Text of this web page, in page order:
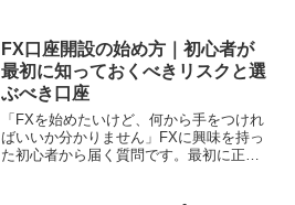
す。しかし、FXと株は仕組みもリスクの
性質もまったく異なりま...
FX口座開設の始め方｜初心者が
最初に知っておくべきリスクと選
ぶべき口座
「FXを始めたいけど、何から手をつけれ
ばいいか分かりません」FXに興味を持っ
た初心者から届く質問です。最初に正直